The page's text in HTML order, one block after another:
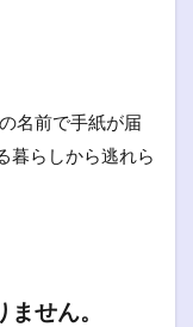
名前で手紙が届
暮らしから逃れら
せん。